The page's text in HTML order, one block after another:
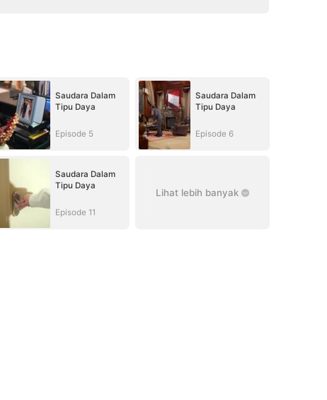
Saudara Dalam
Tipu Daya
Episode 5
Saudara Dalam
Tipu Daya
Episode 6
Saudara Dalam
Tipu Daya
Episode 11
Lihat lebih banyak